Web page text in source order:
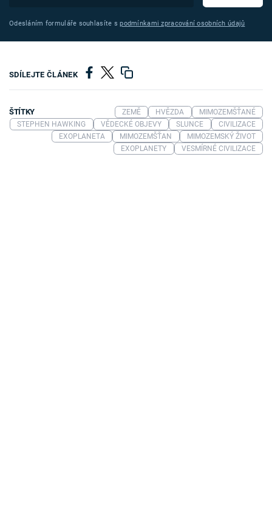
Odesláním formuláře souhlasíte spodmínkami zpracování osobních údajů
SDÍLEJTE ČLÁNEK
ŠTÍTKY ZEMĚ HVĚZDA
MIMOZEMŠŤANÉ
STEPHEN HAWKING
VĚDECKÉ OBJEVY SLUNCE
CIVILIZACE
EXOPLANETA
MIMOZEMŠŤAN
MIMOZEMSKÝ ŽIVOT
EXOPLANETY
VESMÍRNÉ CIVILIZACE